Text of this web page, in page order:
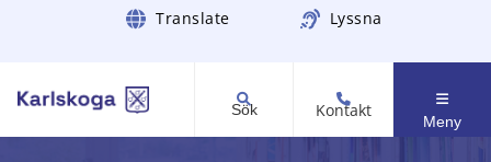
Gå till innehåll Translate Lyssna
Sök Kontakt
Meny